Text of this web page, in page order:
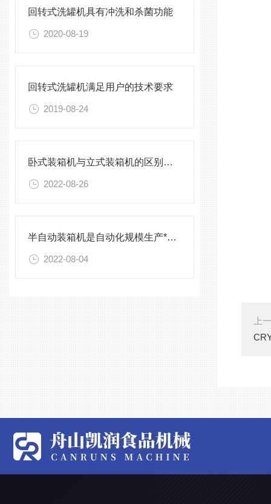
回转式洗罐机具有冲洗和杀菌功能
2020-08-19
回转式洗罐机满足用户的技术要求
2019-08-24
卧式装箱机与立式装箱机的区别有哪些
2022-08-26
半自动装箱机是自动化规模生产*的设备
2022-08-04
上